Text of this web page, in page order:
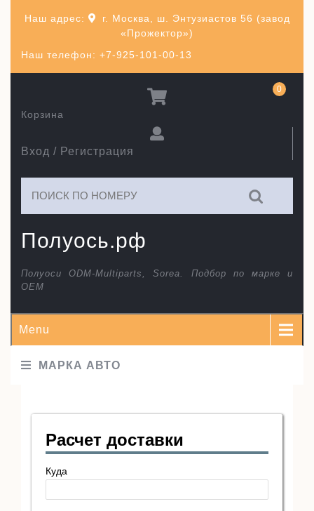
Наш телефон: +7-925-101-00-13
Наш адрес:
г. Москва, ш. Энтузиастов 56 (завод
«Прожектор»)
Полуось.рф
Полуоси ODM-Multiparts, Sorea. Подбор по марке и
ОЕМ
Вход / Регистрация
Корзина
0
Menu
МАРКА АВТО
Расчет доставки
Куда